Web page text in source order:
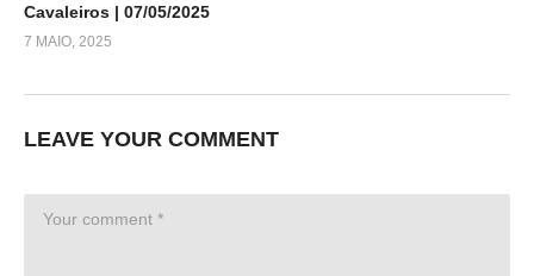
Cavaleiros | 07/05/2025
7 MAIO, 2025
LEAVE YOUR COMMENT